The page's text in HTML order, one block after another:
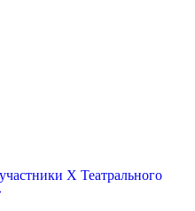
X Театрального